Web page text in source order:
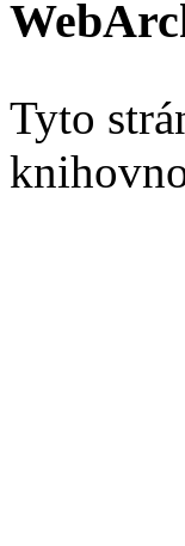
Tyto